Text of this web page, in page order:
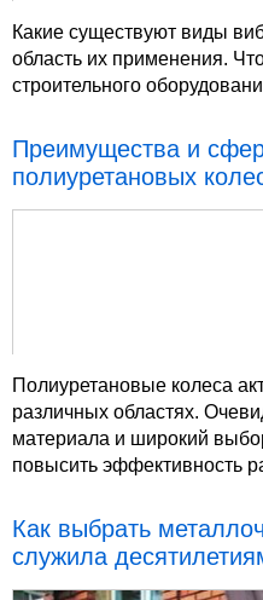
Какие существуют виды
область их применения.
строительного
Преимущества и
полиуретановых
Полиуретановые колеса
различных областях.
материала и широкий
повысить эффективность
Как выбрать
служила